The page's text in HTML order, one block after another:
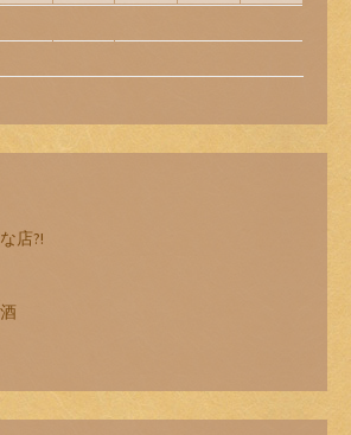
店?!